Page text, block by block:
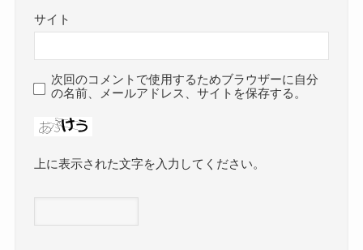
サイト
次回のコメントで使用するためブラウザーに自分
の名前、メールアドレス、サイトを保存する。
上に表示された文字を入力してください。